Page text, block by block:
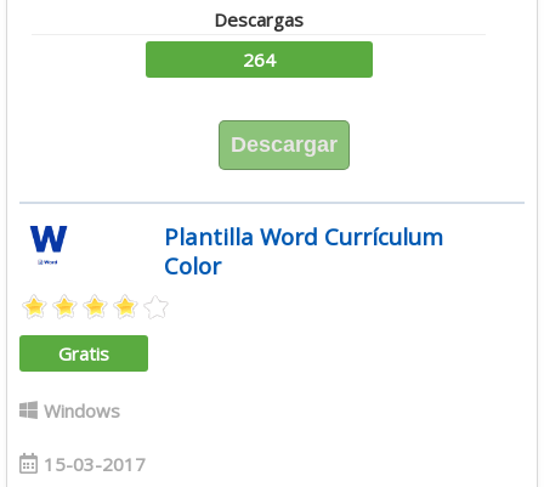
Descargas
264
Descargar
Plantilla Word Currículum
Color
Gratis
Windows
15-03-2017